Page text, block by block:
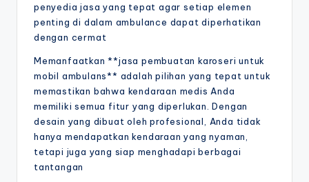
penyedia jasa yang tepat agar setiap elemen
penting di dalam ambulance dapat diperhatikan
dengan cermat
Memanfaatkan **jasa pembuatan karoseri untuk
mobil ambulans** adalah pilihan yang tepat untuk
memastikan bahwa kendaraan medis Anda
memiliki semua fitur yang diperlukan. Dengan
desain yang dibuat oleh profesional, Anda tidak
hanya mendapatkan kendaraan yang nyaman,
tetapi juga yang siap menghadapi berbagai
tantangan